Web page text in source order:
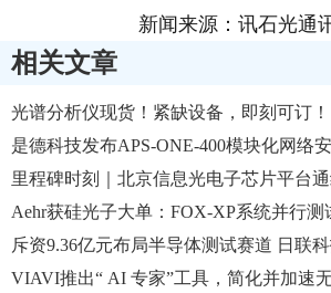
新闻来源：讯石光通
相关文章
光谱分析仪现货！紧缺设备，即刻可订！
是德科技发布APS-ONE-400模块化网络
里程碑时刻｜北京信息光电子芯片平台
片国产化
Aehr获硅光子大单：FOX-XP系统并行测
斥资9.36亿元布局半导体测试赛道 日联
测试
VIAVI推出“ AI 专家”工具，简化并加速